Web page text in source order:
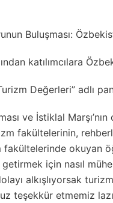
Buluşması:
katılımcılara
Değerleri” adlı
ve İstiklal
fakültelerinin,
fakültelerinde okuyan
için nasıl
alkışlıyorsak
teşekkür etmemiz